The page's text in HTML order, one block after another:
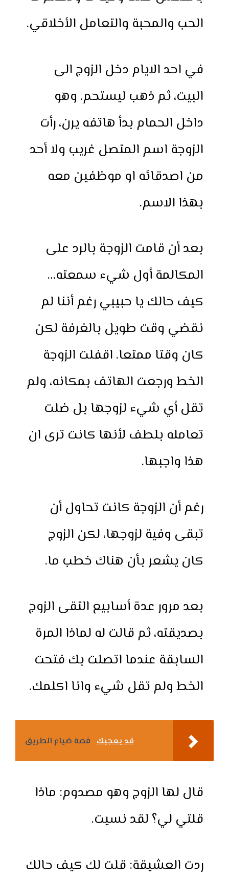
الحب والمحبة والتعامل الأخلاقي.
في احد الايام دخل الزوج الى
البيت، ثم ذهب ليستحم. وهو
داخل الحمام بدأ هاتفه يرن، رأت
الزوجة اسم المتصل غريب ولا أحد
من اصدقائه او موظفين معه
بهذا الاسم.
بعد أن قامت الزوجة بالرد على
المكالمة أول شيء سمعته…
كيف حالك يا حبيبي رغم أننا لم
نقضي وقت طويل بالغرفة لكن
كان وقتا ممتعا. اقفلت الزوجة
الخط ورجعت الهاتف بمكانه، ولم
تقل أي شيء لزوجها بل ضلت
تعامله بلطف لأنها كانت ترى ان
هذا واجبها.
رغم أن الزوجة كانت تحاول أن
تبقى وفية لزوجها، لكن الزوج
كان يشعر بأن هناك خطب ما.
بعد مرور عدة أسابيع التقى الزوج
بصديقته، ثم قالت له لماذا المرة
السابقة عندما اتصلت بك فتحت
الخط ولم تقل شيء وانا اكلمك.
قد يعجبك قصة ضياع الطريق
قال لها الزوج وهو مصدوم: ماذا
قلتي لي؟ لقد نسيت.
ردت العشيقة: قلت لك كيف حالك